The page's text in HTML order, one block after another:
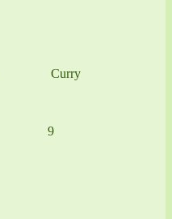
Curry
9